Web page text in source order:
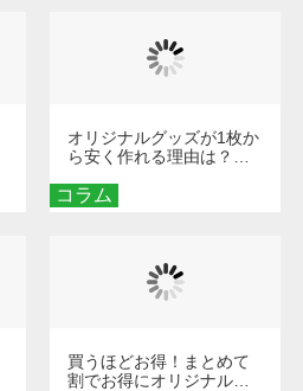
コラム
オリジナルグッズが1枚か
ら安く作れる理由は？オ
とメリットを解説
買うほどお得！まとめて
割でお得にオリジナルグ